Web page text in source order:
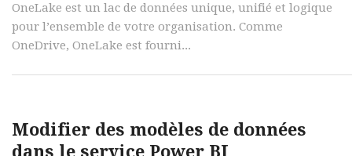
OneLake est un lac de données unique, unifié et logique
pour l’ensemble de votre organisation. Comme
OneDrive, OneLake est fourni...
Modifier des modèles de données
dans le service Power BI